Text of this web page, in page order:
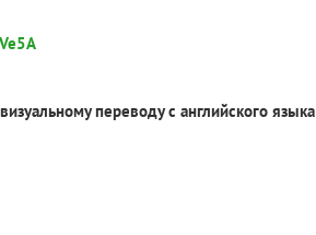
переводу с английского языка